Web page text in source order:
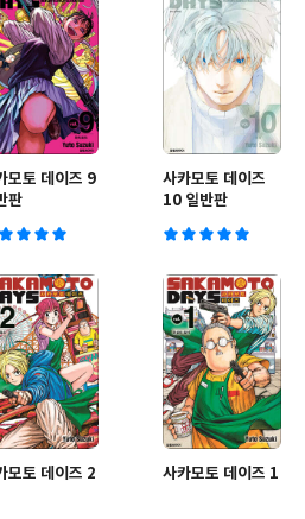
모토 데이즈 9
판
사카모토 데이즈
10 일반판
모토 데이즈 2 사카모토 데이즈 1